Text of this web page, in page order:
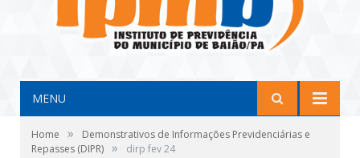
MENU
Home »
Demonstrativos de Informações Previdenciárias e
Repasses (DIPR) » dirp fev 24